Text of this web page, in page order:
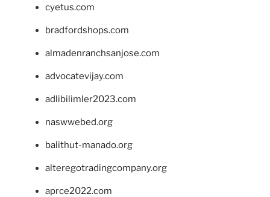
cyetus.com
bradfordshops.com
almadenranchsanjose.com
advocatevijay.com
adlibilimler2023.com
naswwebed.org
balithut-manado.org
alteregotradingcompany.org
aprce2022.com